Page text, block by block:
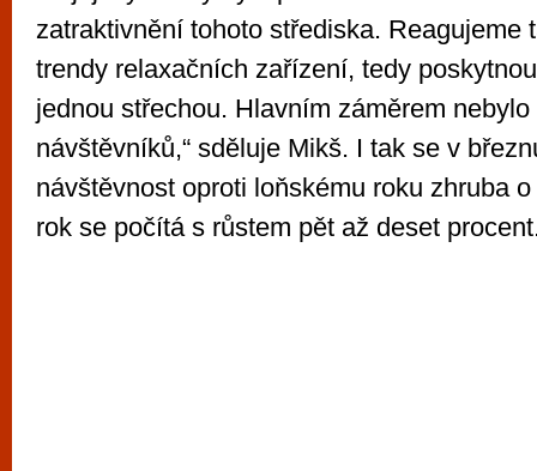
zatraktivnění tohoto střediska. Reagujeme
trendy relaxačních zařízení, tedy
jednou střechou. Hlavním záměrem
návštěvníků,“ sděluje Mikš. I tak se v
návštěvnost oproti loňskému roku zhruba
rok se počítá s růstem pět až deset